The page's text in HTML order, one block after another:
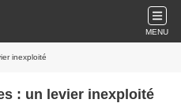
MENU
inexploité
: un levier inexploité